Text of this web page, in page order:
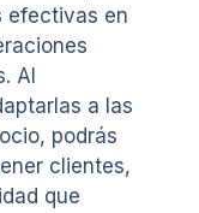
efectivas en
Al
a las
podrás
clientes,
que